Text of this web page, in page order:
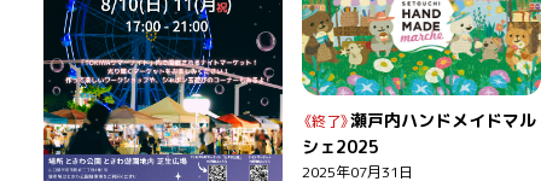
瀬戸内ハンドメイドマル
シェ2025
2025年07月31日